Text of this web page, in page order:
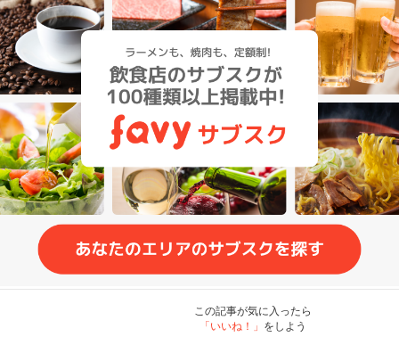
この記事が気に入ったら
「いいね！」 をしよう